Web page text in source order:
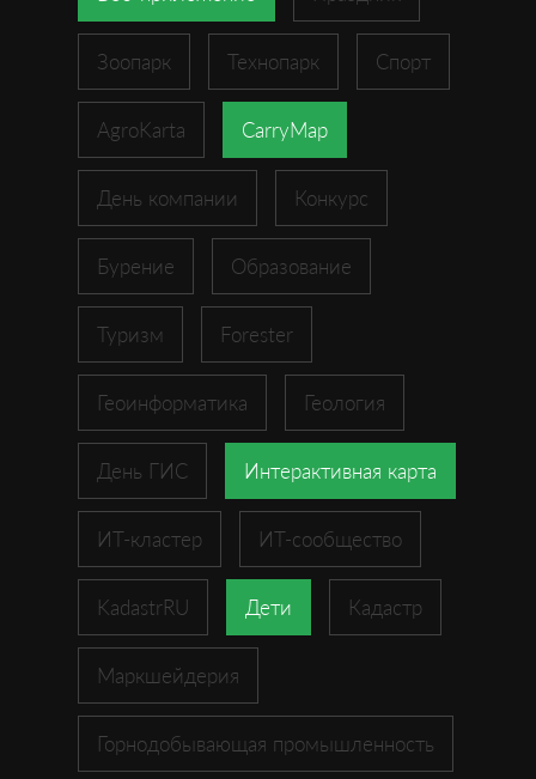
Зоопарк Технопарк Спорт
AgroKarta CarryMap
День компании Конкурс
Бурение Образование
Туризм Forester
Геоинформатика Геология
День ГИС Интерактивная карта
ИТ-кластер ИТ-сообщество
KadastrRU Дети Кадастр
Маркшейдерия
Горнодобывающая промышленность